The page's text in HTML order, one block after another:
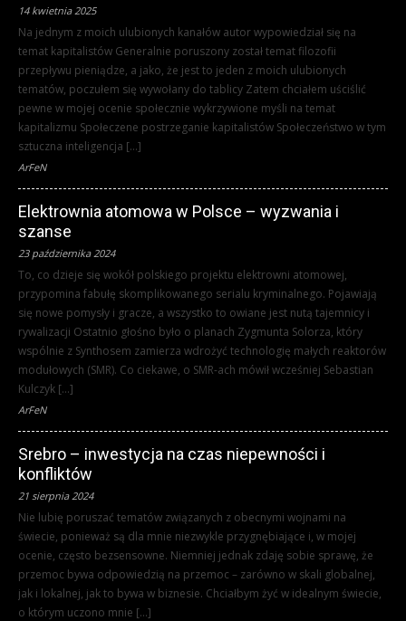
14 kwietnia 2025
Na jednym z moich ulubionych kanałów autor wypowiedział się na
temat kapitalistów Generalnie poruszony został temat filozofii
przepływu pieniądze, a jako, że jest to jeden z moich ulubionych
tematów, poczułem się wywołany do tablicy Zatem chciałem uściślić
pewne w mojej ocenie społecznie wykrzywione myśli na temat
kapitalizmu Społeczene postrzeganie kapitalistów Społeczeństwo w tym
sztuczna inteligencja […]
ArFeN
Elektrownia atomowa w Polsce – wyzwania i
szanse
23 października 2024
To, co dzieje się wokół polskiego projektu elektrowni atomowej,
przypomina fabułę skomplikowanego serialu kryminalnego. Pojawiają
się nowe pomysły i gracze, a wszystko to owiane jest nutą tajemnicy i
rywalizacji Ostatnio głośno było o planach Zygmunta Solorza, który
wspólnie z Synthosem zamierza wdrożyć technologię małych reaktorów
modułowych (SMR). Co ciekawe, o SMR-ach mówił wcześniej Sebastian
Kulczyk […]
ArFeN
Srebro – inwestycja na czas niepewności i
konfliktów
21 sierpnia 2024
Nie lubię poruszać tematów związanych z obecnymi wojnami na
świecie, ponieważ są dla mnie niezwykle przygnębiające i, w mojej
ocenie, często bezsensowne. Niemniej jednak zdaję sobie sprawę, że
przemoc bywa odpowiedzią na przemoc – zarówno w skali globalnej,
jak i lokalnej, jak to bywa w biznesie. Chciałbym żyć w idealnym świecie,
o którym uczono mnie […]